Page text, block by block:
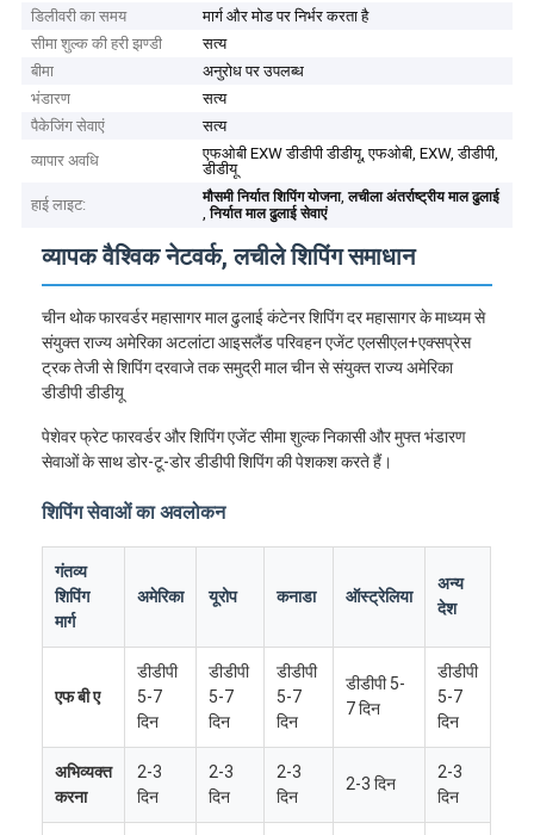
डिलीवरी का समय
मार्ग और मोड पर निर्भर करता है
सीमा शुल्क की हरी झण्डी
सत्य
बीमा
अनुरोध पर उपलब्ध
भंडारण
सत्य
पैकेजिंग सेवाएं
सत्य
व्यापार अवधि
एफओबी EXW डीडीपी डीडीयू, एफओबी, EXW, डीडीपी,
डीडीयू
हाई लाइट:
मौसमी निर्यात शिपिंग योजना,लचीला अंतर्राष्ट्रीय माल ढुलाई
,निर्यात माल ढुलाई सेवाएं
व्यापक वैश्विक नेटवर्क, लचीले शिपिंग समाधान
चीन थोक फारवर्डर महासागर माल ढुलाई कंटेनर शिपिंग दर महासागर के माध्यम से
संयुक्त राज्य अमेरिका अटलांटा आइसलैंड परिवहन एजेंट एलसीएल+एक्सप्रेस
ट्रक तेजी से शिपिंग दरवाजे तक समुद्री माल चीन से संयुक्त राज्य अमेरिका
डीडीपी डीडीयू
पेशेवर फ्रेट फारवर्डर और शिपिंग एजेंट सीमा शुल्क निकासी और मुफ्त भंडारण
सेवाओं के साथ डोर-टू-डोर डीडीपी शिपिंग की पेशकश करते हैं।
शिपिंग सेवाओं का अवलोकन
गंतव्य
शिपिंग
मार्ग
अमेरिका यूरोप कनाडा ऑस्ट्रेलिया
अन्य
देश
एफ बी ए
डीडीपी
5-7
दिन
डीडीपी
5-7
दिन
डीडीपी
5-7
दिन
डीडीपी 5-
7 दिन
डीडीपी
5-7
दिन
अभिव्यक्त
करना
2-3
दिन
2-3
दिन
2-3
दिन
2-3 दिन
2-3
दिन